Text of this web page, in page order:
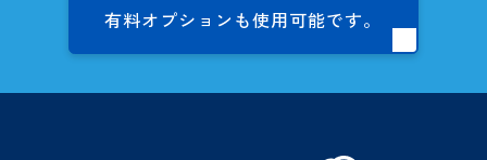
有料オプションも使用可能です。